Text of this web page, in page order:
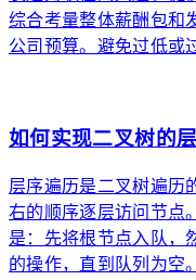
综合考量整体薪酬包和
公司预算。避免过低或
如何实现二叉树的
层序遍历是二叉树遍历
右的顺序逐层访问节点
是：先将根节点入队，
的操作，直到队列为空